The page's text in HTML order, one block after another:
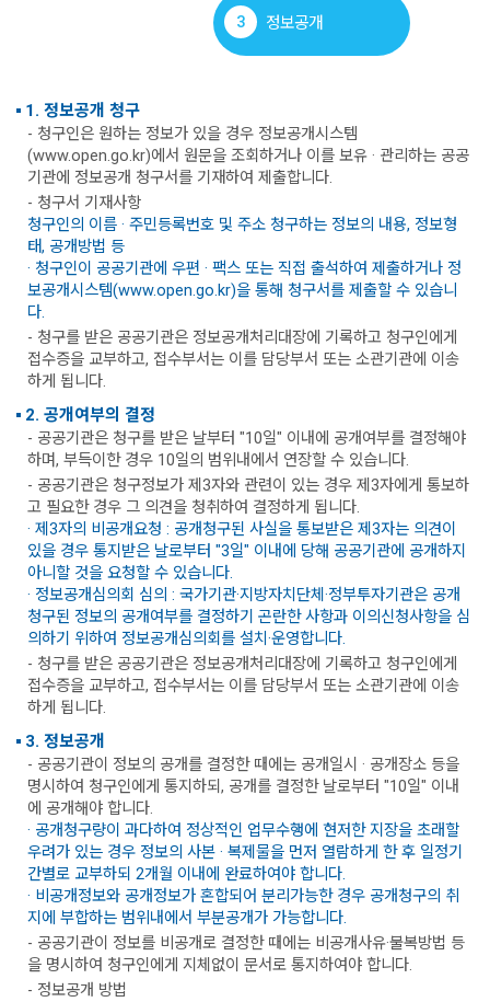
3 정보공개
1. 정보공개 청구
- 청구인은 원하는 정보가 있을 경우 정보공개시스템
(www.open.go.kr)에서 원문을 조회하거나 이를 보유 · 관리하는 공공
기관에 정보공개 청구서를 기재하여 제출합니다.
- 청구서 기재사항
청구인의 이름 · 주민등록번호 및 주소 청구하는 정보의 내용, 정보형
태, 공개방법 등
· 청구인이 공공기관에 우편 · 팩스 또는 직접 출석하여 제출하거나 정
보공개시스템(www.open.go.kr)을 통해 청구서를 제출할 수 있습니
다.
- 청구를 받은 공공기관은 정보공개처리대장에 기록하고 청구인에게
접수증을 교부하고, 접수부서는 이를 담당부서 또는 소관기관에 이송
하게 됩니다.
2. 공개여부의 결정
- 공공기관은 청구를 받은 날부터 "10일" 이내에 공개여부를 결정해야
하며, 부득이한 경우 10일의 범위내에서 연장할 수 있습니다.
- 공공기관은 청구정보가 제3자와 관련이 있는 경우 제3자에게 통보하
고 필요한 경우 그 의견을 청취하여 결정하게 됩니다.
· 제3자의 비공개요청 : 공개청구된 사실을 통보받은 제3자는 의견이
있을 경우 통지받은 날로부터 "3일" 이내에 당해 공공기관에 공개하지
아니할 것을 요청할 수 있습니다.
· 정보공개심의회 심의 : 국가기관·지방자치단체·정부투자기관은 공개
청구된 정보의 공개여부를 결정하기 곤란한 사항과 이의신청사항을 심
의하기 위하여 정보공개심의회를 설치·운영합니다.
- 청구를 받은 공공기관은 정보공개처리대장에 기록하고 청구인에게
접수증을 교부하고, 접수부서는 이를 담당부서 또는 소관기관에 이송
하게 됩니다.
3. 정보공개
- 공공기관이 정보의 공개를 결정한 때에는 공개일시 · 공개장소 등을
명시하여 청구인에게 통지하되, 공개를 결정한 날로부터 "10일" 이내
에 공개해야 합니다.
· 공개청구량이 과다하여 정상적인 업무수행에 현저한 지장을 초래할
우려가 있는 경우 정보의 사본 · 복제물을 먼저 열람하게 한 후 일정기
간별로 교부하되 2개월 이내에 완료하여야 합니다.
· 비공개정보와 공개정보가 혼합되어 분리가능한 경우 공개청구의 취
지에 부합하는 범위내에서 부분공개가 가능합니다.
- 공공기관이 정보를 비공개로 결정한 때에는 비공개사유·불복방법 등
을 명시하여 청구인에게 지체없이 문서로 통지하여야 합니다.
- 정보공개 방법